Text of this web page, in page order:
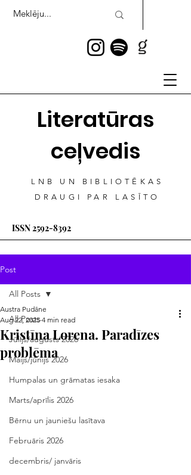
Literatūras
ceļvedis
LNB UN BIBLIOTĒKAS
DRAUGI PAR LASĪTO
ISSN2592-8392
Post
All Posts
Jūlijs/augusts 2026
Maijs/jūnijs 2026
Humpalas un grāmatas iesaka
Marts/aprīlis 2026
Bērnu un jauniešu lasītava
Februāris 2026
decembris/ janvāris
All Posts
Kristīna Lorena. Paradīzes
problēma
Austra Pudāne
Aug 22, 2025 4 min read